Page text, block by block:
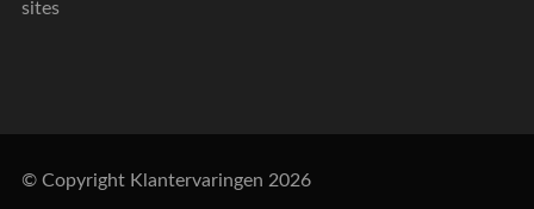
sites
© Copyright Klantervaringen 2026